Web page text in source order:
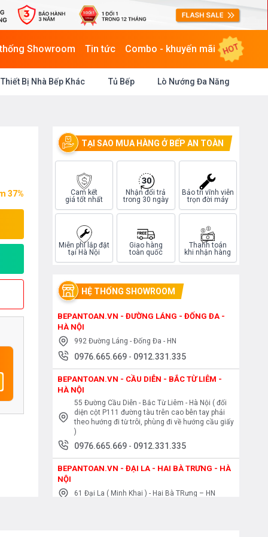
Showroom Tin tức Combo - khuyến mãi HOT
Thiết Bị Nhà Bếp Khác Tủ Bếp Lò Nướng Đa Năng
37%
TẠI SAO MUA HÀNG Ở BẾP AN TOÀN
Cam kết
giá tốt nhất
Nhận đổi trả
trong 30 ngày
Bảo trì vĩnh viễn
trọn đời máy
Miễn phí lắp đặt
tại Hà Nội
Giao hàng
toàn quốc
Thanh toán
khi nhận hàng
HỆ THỐNG SHOWROOM
BEPANTOAN.VN - ĐƯỜNG LÁNG - ĐỐNG ĐA -
HÀ NỘI
992 Đường Láng - Đống Đa - HN
0976.665.669 - 0912.331.335
BEPANTOAN.VN - CẦU DIỄN - BẮC TỪ LIÊM -
HÀ NỘI
55 Đường Cầu Diễn - Bắc Từ Liêm - Hà Nội ( đối
diện cột P111 đường tàu trên cao bên tay phải
theo hướng đi từ trôi, phùng đi về hướng cầu giấy
)
0976.665.669 - 0912.331.335
BEPANTOAN.VN - ĐẠI LA - HAI BÀ TRƯNG - HÀ
NỘI
61 Đại La ( Minh Khai ) - Hai Bà TRưng – HN